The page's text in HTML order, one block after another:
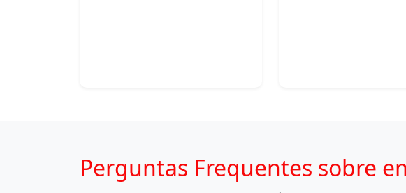
Perguntas Frequentes sobre